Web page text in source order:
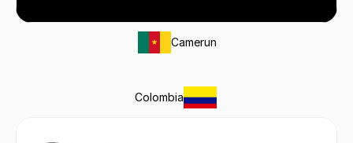
Camerun
Colombia